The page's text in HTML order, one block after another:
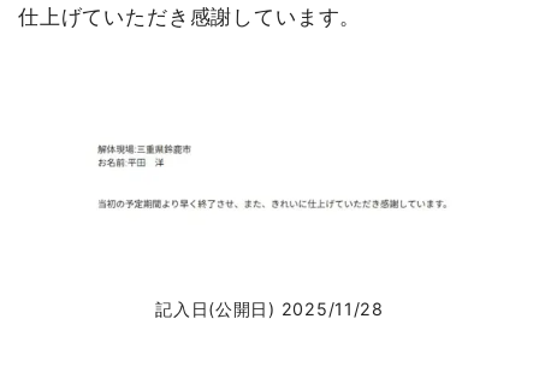
仕上げていただき感謝しています。
記入日(公開日) 2025/11/28